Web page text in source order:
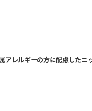
レルギーの方に配慮したニ